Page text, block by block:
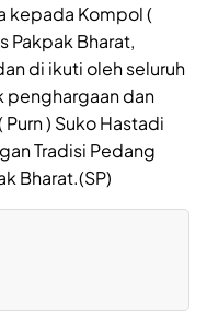
kepada Kompol (
Pakpak Bharat,
di ikuti oleh seluruh
penghargaan dan
) Suko Hastadi
Tradisi Pedang
Bharat.(SP)